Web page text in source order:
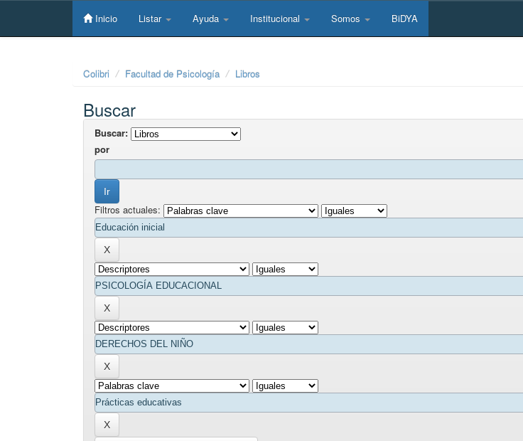
Skip
Inicio Listar Ayuda Institucional Somos BiDYA
Colibri Facultad de Psicología Libros
Buscar
Buscar:
por
Filtros actuales: